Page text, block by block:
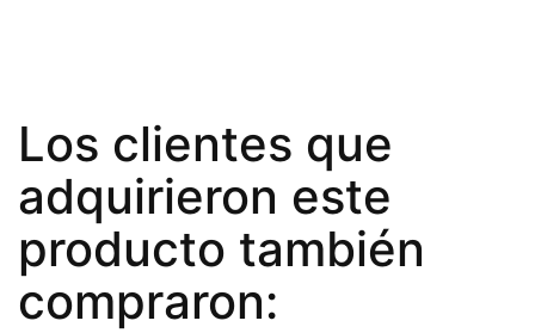
Los clientes que
adquirieron este
producto también
compraron: